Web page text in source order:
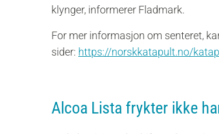
klynger, informerer Fladmark.
For mer informasjon om senteret,
sider: https://norskkatapult.no/
Alcoa Lista frykter ikke